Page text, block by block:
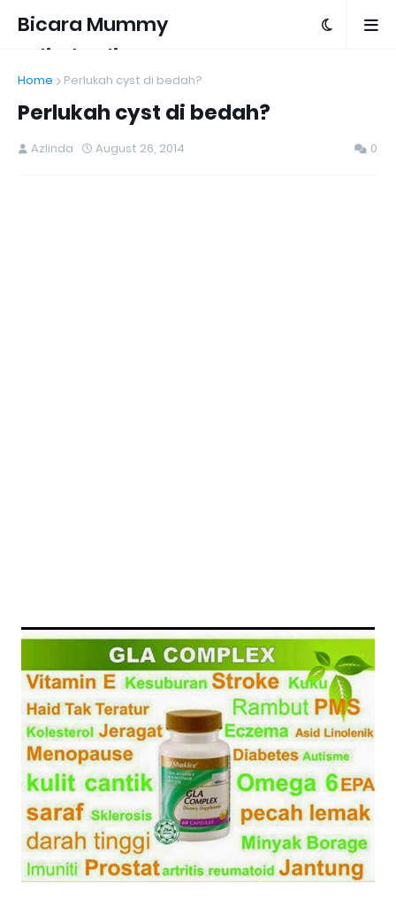
Bicara Mummy
Azlinda Alin
Home Perlukah cyst di bedah?
Perlukah cyst di bedah?
Azlinda August 26, 2014 0